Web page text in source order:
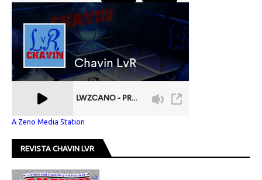
A Zeno Media Station
REVISTA CHAVIN LVR